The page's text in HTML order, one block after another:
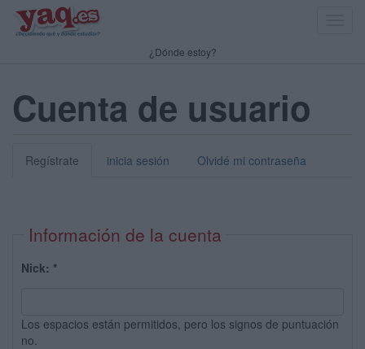
¿Dónde estoy?
Cuenta de usuario
Regístrate inicia sesión Olvidé mi contraseña
Información de la cuenta
Nick: *
Los espacios están permitidos, pero los signos de puntuación
no.